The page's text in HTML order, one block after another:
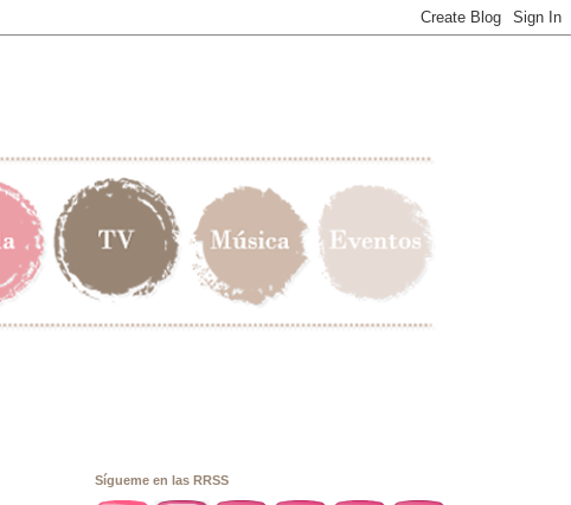
Sígueme en las RRSS